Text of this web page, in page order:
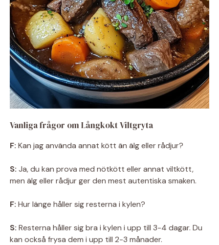
Vanliga frågor om Långkokt Viltgryta
F: Kan jag använda annat kött än älg eller rådjur?
S: Ja, du kan prova med nötkött eller annat viltkött,
men älg eller rådjur ger den mest autentiska smaken.
F: Hur länge håller sig resterna i kylen?
S: Resterna håller sig bra i kylen i upp till 3-4 dagar. Du
kan också frysa dem i upp till 2-3 månader.